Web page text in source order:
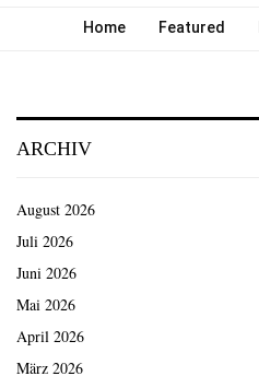
Home Featured
ARCHIV
August 2026
Juli 2026
Juni 2026
Mai 2026
April 2026
März 2026